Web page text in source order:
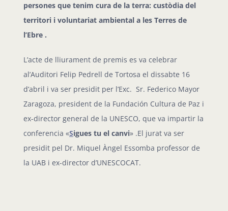
persones que tenim cura de la terra: custòdia del
territori i voluntariat ambiental a les Terres de
l’Ebre .
L’acte de lliurament de premis es va celebrar
al’Auditori Felip Pedrell de Tortosa el dissabte 16
d’abril i va ser presidit per l’Exc. Sr. Federico Mayor
Zaragoza, president de la Fundación Cultura de Paz i
ex-director general de la UNESCO, que va impartir la
conferencia «Sigues tu el canvi» .El jurat va ser
presidit pel Dr. Miquel Àngel Essomba professor de
la UAB i ex-director d’UNESCOCAT.